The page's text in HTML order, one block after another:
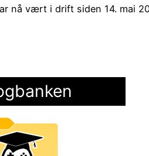
nå vært i drift siden 14. mai